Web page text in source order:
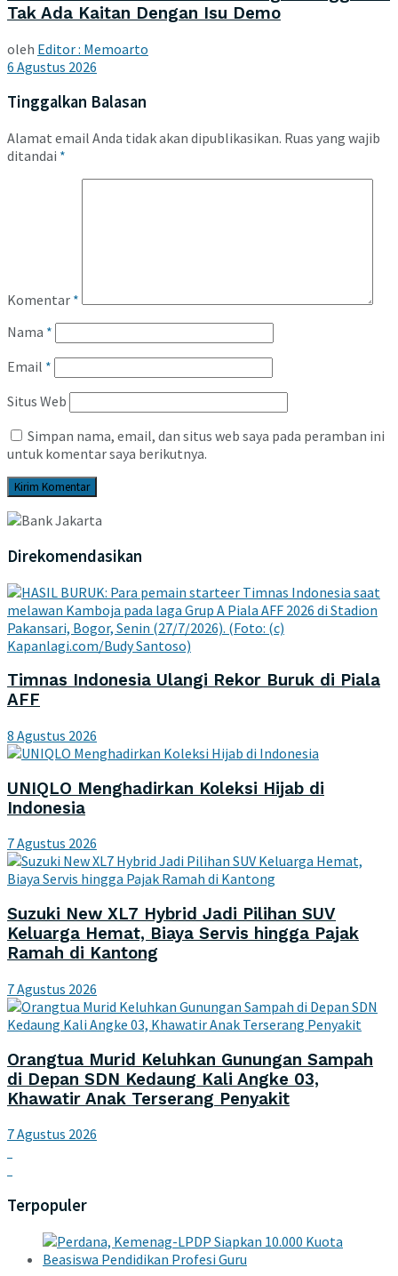
Tak Ada Kaitan Dengan Isu Demo
oleh Editor : Memoarto
6 Agustus 2026
Tinggalkan Balasan
Alamat email Anda tidak akan dipublikasikan. Ruas yang wajib
ditandai *
Komentar *
Nama *
Email *
Situs Web
Simpan nama, email, dan situs web saya pada peramban ini
untuk komentar saya berikutnya.
Direkomendasikan
Timnas Indonesia Ulangi Rekor Buruk di Piala
AFF
8 Agustus 2026
UNIQLO Menghadirkan Koleksi Hijab di
Indonesia
7 Agustus 2026
Suzuki New XL7 Hybrid Jadi Pilihan SUV
Keluarga Hemat, Biaya Servis hingga Pajak
Ramah di Kantong
7 Agustus 2026
Orangtua Murid Keluhkan Gunungan Sampah
di Depan SDN Kedaung Kali Angke 03,
Khawatir Anak Terserang Penyakit
7 Agustus 2026
Terpopuler